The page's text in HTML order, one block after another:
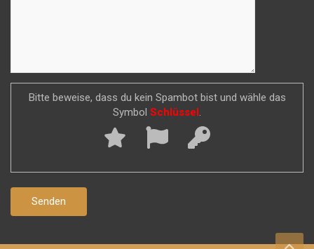
Bitte beweise, dass du kein Spambot bist und wähle das
Symbol Schlüssel.